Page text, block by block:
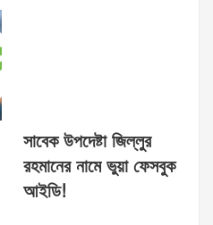
সাবেক উপদেষ্টা জিল্লুর
রহমানের নামে ভুয়া ফেসবুক
আইডি!